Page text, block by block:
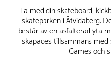
Ta med din skateboard,
skateparken i Åtvidaberg.
består av en asfalterad yta
skapades tillsammans
Games och